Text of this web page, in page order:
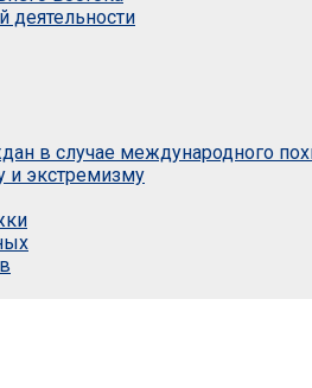
деятельности
в случае международного
и экстремизму